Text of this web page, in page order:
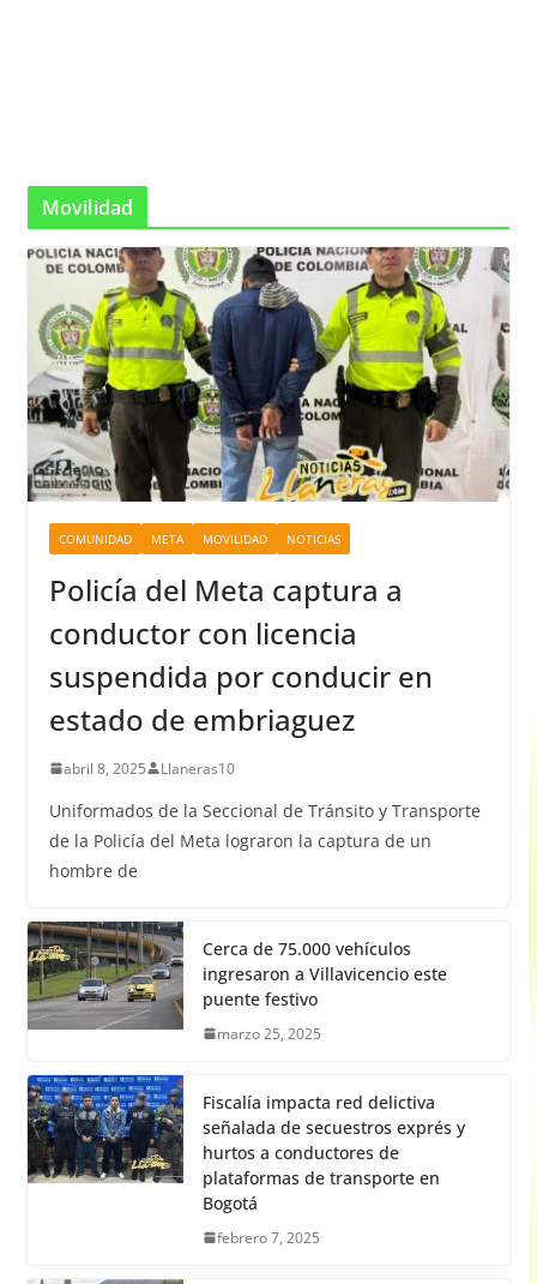
Movilidad
COMUNIDAD META MOVILIDAD NOTICIAS
Policía del Meta captura a
conductor con licencia
suspendida por conducir en
estado de embriaguez
abril 8, 2025 Llaneras10
Uniformados de la Seccional de Tránsito y Transporte
de la Policía del Meta lograron la captura de un
hombre de
Cerca de 75.000 vehículos
ingresaron a Villavicencio este
puente festivo
marzo 25, 2025
Fiscalía impacta red delictiva
señalada de secuestros exprés y
hurtos a conductores de
plataformas de transporte en
Bogotá
febrero 7, 2025